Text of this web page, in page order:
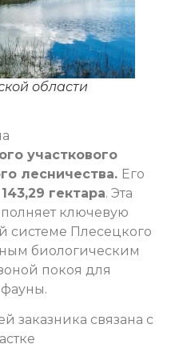
области
участкового
лесничества. Его
143,29 гектара. Эта
ключевую
системе Плесецкого
биологическим
покоя для
заказника связана с